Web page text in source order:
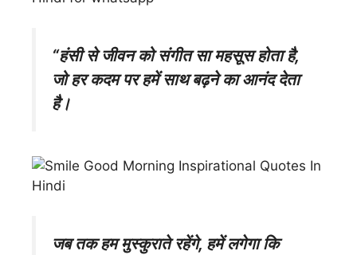
“हंसी से जीवन को संगीत सा महसूस होता है,
जो हर कदम पर हमें साथ बढ़ने का आनंद देता
है।
जब तक हम मुस्कुराते रहेंगे, हमें लगेगा कि